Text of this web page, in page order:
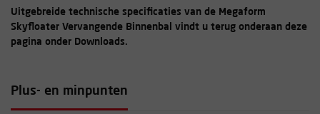
Uitgebreide technische specificaties van de Megaform
Skyfloater Vervangende Binnenbal vindt u terug onderaan deze
pagina onder Downloads.
Plus- en minpunten